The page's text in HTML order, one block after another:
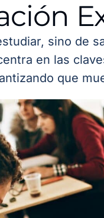
sino de
en las
que